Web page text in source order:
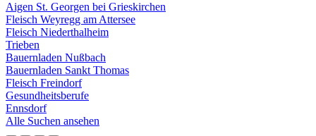
Aigen St. Georgen bei Grieskirchen
Fleisch Weyregg am Attersee
Fleisch Niederthalheim
Trieben
Bauernladen Nußbach
Bauernladen Sankt Thomas
Fleisch Freindorf
Gesundheitsberufe
Ennsdorf
Alle Suchen ansehen